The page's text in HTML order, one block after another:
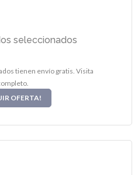
seleccionados
tienen envío gratis. Visita
OFERTA!